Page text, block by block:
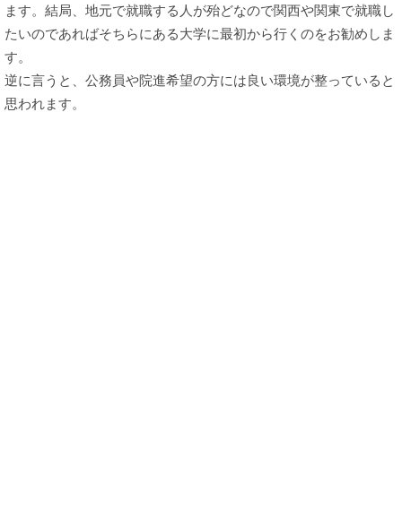
ます。結局、地元で就職する人が殆どなので関西や関東で就職し
たいのであればそちらにある大学に最初から行くのをお勧めしま
す。
逆に言うと、公務員や院進希望の方には良い環境が整っていると
思われます。